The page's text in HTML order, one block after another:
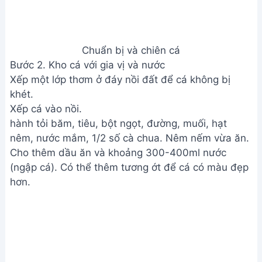
Kho cá với gia vị và nước
Đun sôi rồi vặn nhỏ lửa, kho đến khi nước gần cạn.
Khi nước gần cạn, trở cá và tiếp tục kho đến khi
cạn hẳn.